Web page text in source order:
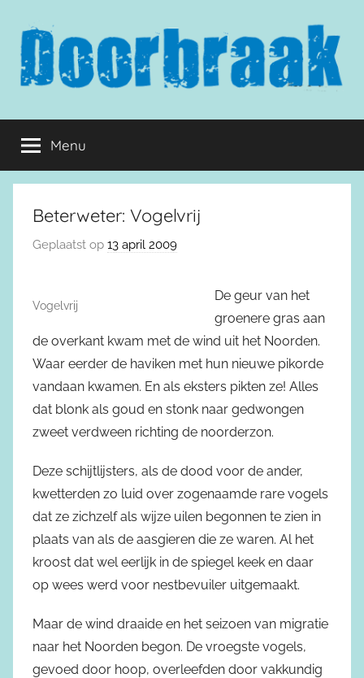
inhoud
springen
Doorbraak.eu
Menu
Beterweter: Vogelvrij
Geplaatst op 13 april 2009
Vogelvrij
De geur van het
groenere gras aan
de overkant kwam met de wind uit het Noorden.
Waar eerder de haviken met hun nieuwe pikorde
vandaan kwamen. En als eksters pikten ze! Alles
dat blonk als goud en stonk naar gedwongen
zweet verdween richting de noorderzon.
Deze schijtlijsters, als de dood voor de ander,
kwetterden zo luid over zogenaamde rare vogels
dat ze zichzelf als wijze uilen begonnen te zien in
plaats van als de aasgieren die ze waren. Al het
kroost dat wel eerlijk in de spiegel keek en daar
op wees werd voor nestbevuiler uitgemaakt.
Maar de wind draaide en het seizoen van migratie
naar het Noorden begon. De vroegste vogels,
gevoed door hoop, overleefden door vakkundig